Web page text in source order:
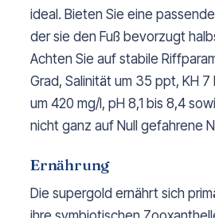
ideal. Bieten Sie eine
der sie den Fuß bevorzugt
Achten Sie auf stabile
Grad, Salinität um 35 ppt, KH 7
um 420 mg/l, pH 8,1 bis 8,4
nicht ganz auf Null gefahrene
Ernährung
Die supergold ernährt sich